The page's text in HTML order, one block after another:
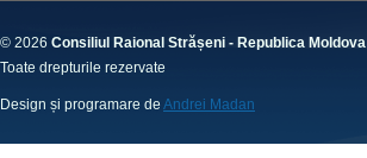
© 2026 Consiliul Raional Strășeni - Republica Moldova
Toate drepturile rezervate
Design și programare de Andrei Madan